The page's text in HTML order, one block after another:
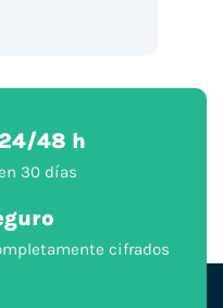
48 h
30 días
cifrados